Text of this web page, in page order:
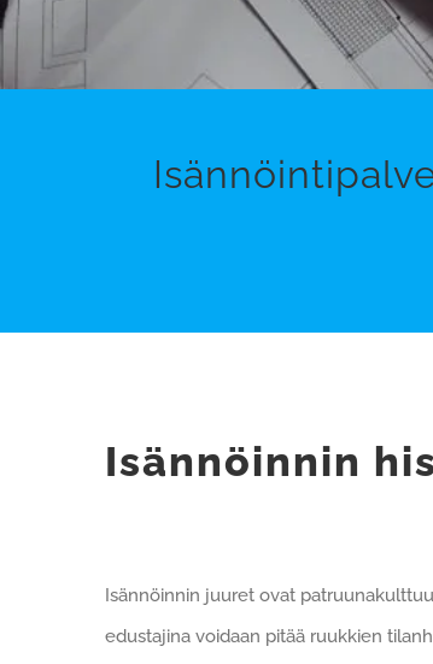
Isännöinnin
Isännöinnin juuret ovat
edustajina voidaan pitää ruukkien